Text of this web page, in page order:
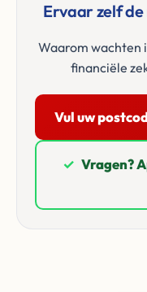
Ervaar zelf
Waarom wachten
financiële
Vul uw
✓ Vragen?